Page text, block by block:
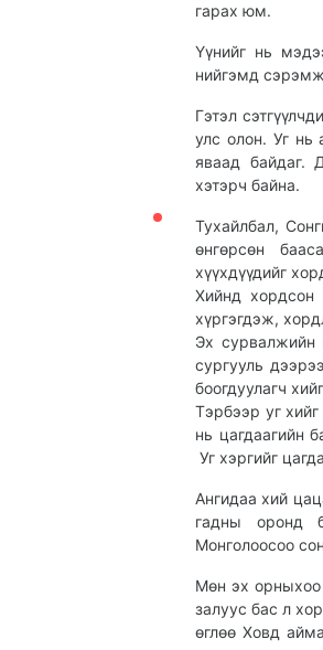
гарах юм.
Үүнийг нь
нийгэмд
Гэтэл
улс олон. Уг нь
яваад байдаг.
хэтэрч байна.
Тухайлбал,
өнгөрсөн
хүүхдүүдийг
Хийнд хордсон
хүргэгдэж,
Эх сурвалжийн
сургууль
боогдуулагч
Тэрбээр уг
нь цагдаагийн
Уг хэргийг
Ангидаа хий
гадны оронд
Монголоосоо
Мөн эх орныхоо
залуус бас л
өглөө Ховд